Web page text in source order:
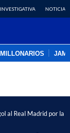
NOTICIAS
MILLONARIOS
al Real Madrid por la